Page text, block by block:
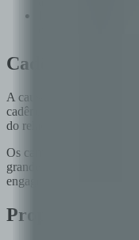
Estabilidade
engagement pode
Cadência de
A causa mais evitável do
cadência de
do relacionamento
Os caminhos de escalada
grande demais para os
engagements anteriores?
Propriedade de